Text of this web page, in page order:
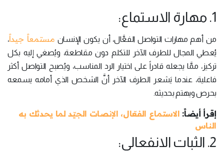
1. مهارة الاستماع:
من أهم مهارات التواصل الفعَّال، أن يكون الإنسان مستمعاً جيداً،
يُعطي المجال للطرف الآخر للتكلم دون مقاطعة، ويُصغي إليه بكل
تركيز، ممَّا يجعله قادراً على اختيار الرد المناسب، ويُصبح التواصل أكثر
فاعلية، عندما يَشعر الطرف الآخر أنَّ الشخص الذي أمامه يسمعه
بحرص ويهتم بحديثه.
إقرأ أيضاً: الاستماع الفعّال، الإنصات الجيّد لما يحدثك به
الناس
2. الثبات الانفعالي: